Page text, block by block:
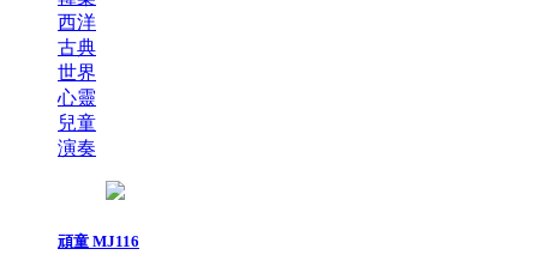
西洋
古典
世界
心靈
兒童
演奏
頑童 MJ116